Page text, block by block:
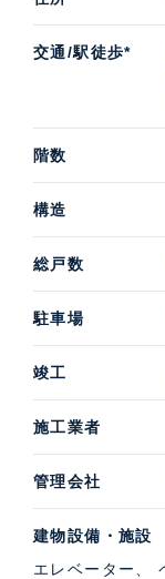
交通/駅徒歩*
階数
構造
総戸数
駐車場
竣工
施工業者
管理会社
建物設備・施設
エレベーター、